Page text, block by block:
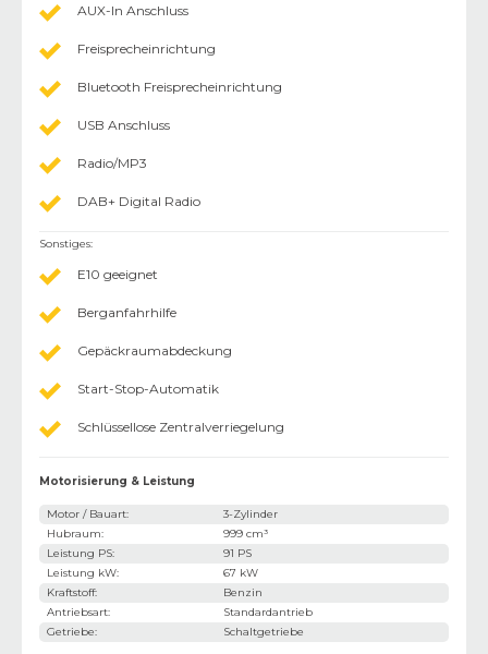
AUX-In Anschluss
Freisprecheinrichtung
Bluetooth Freisprecheinrichtung
USB Anschluss
Radio/MP3
DAB+ Digital Radio
Sonstiges:
E10 geeignet
Berganfahrhilfe
Gepäckraumabdeckung
Start-Stop-Automatik
Schlüssellose Zentralverriegelung
Motorisierung & Leistung
Motor / Bauart:
3-Zylinder
Hubraum:
999 cm³
Leistung PS:
91 PS
Leistung kW:
67 kW
Kraftstoff:
Benzin
Antriebsart:
Standardantrieb
Getriebe: Schaltgetriebe